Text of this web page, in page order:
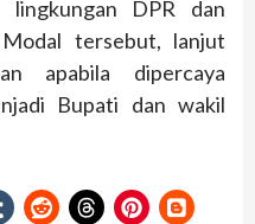
lingkungan DPR dan
tersebut, lanjut
apabila dipercaya
Bupati dan wakil